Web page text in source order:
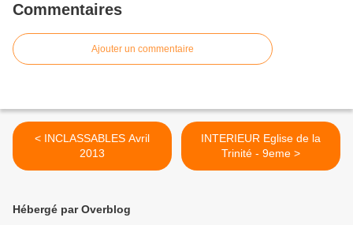
Commentaires
Ajouter un commentaire
< INCLASSABLES Avril
2013
INTERIEUR Eglise de la
Trinité - 9eme >
Hébergé par Overblog